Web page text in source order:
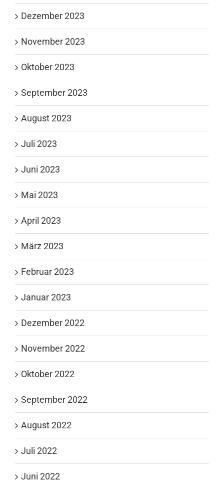
Dezember 2023
November 2023
Oktober 2023
September 2023
August 2023
Juli 2023
Juni 2023
Mai 2023
April 2023
März 2023
Februar 2023
Januar 2023
Dezember 2022
November 2022
Oktober 2022
September 2022
August 2022
Juli 2022
Juni 2022